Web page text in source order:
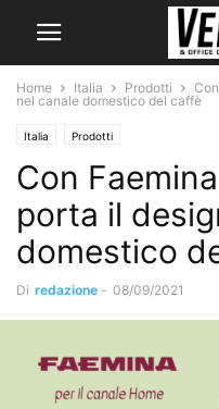
Home Italia Prodotti
nel canale domestico del caffè
Italia Prodotti
Con
porta il
domestico
Di redazione - 08/09/2021